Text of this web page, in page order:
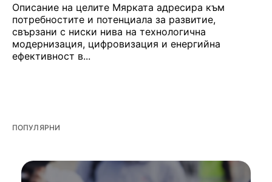
Описание на целите Мярката адресира към
потребностите и потенциала за развитие,
свързани с ниски нива на технологична
модернизация, цифровизация и енергийна
ефективност в...
ПОПУЛЯРНИ